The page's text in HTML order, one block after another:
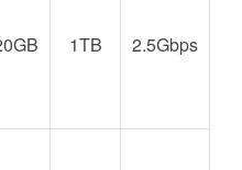
costs by…
more expensive
quality.
1TB 2.5Gbps